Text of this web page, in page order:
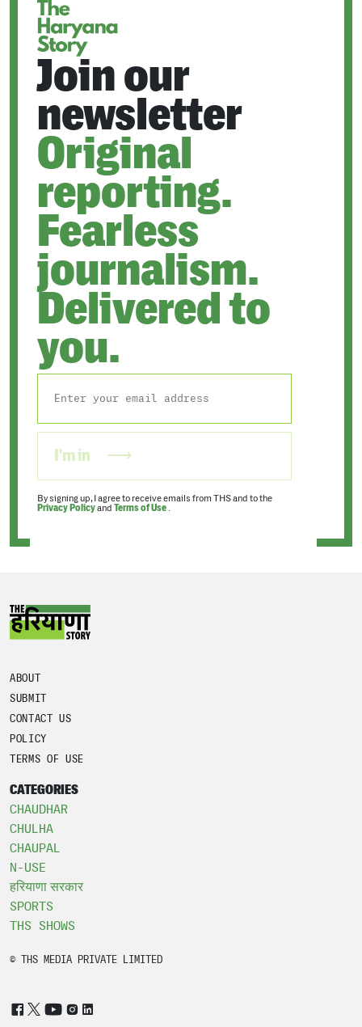
Join our
newsletter
Original
reporting.
Fearless
journalism.
Delivered to
you.
I'm in
By signing up, I agree to receive emails from THS and to the
Privacy Policyand Terms of Use .
ABOUT
SUBMIT
CONTACT US
POLICY
TERMS OF USE
CATEGORIES
CHAUDHAR
CHULHA
CHAUPAL
N-USE
हरियाणा सरकार
SPORTS
THS SHOWS
© THS MEDIA PRIVATE LIMITED